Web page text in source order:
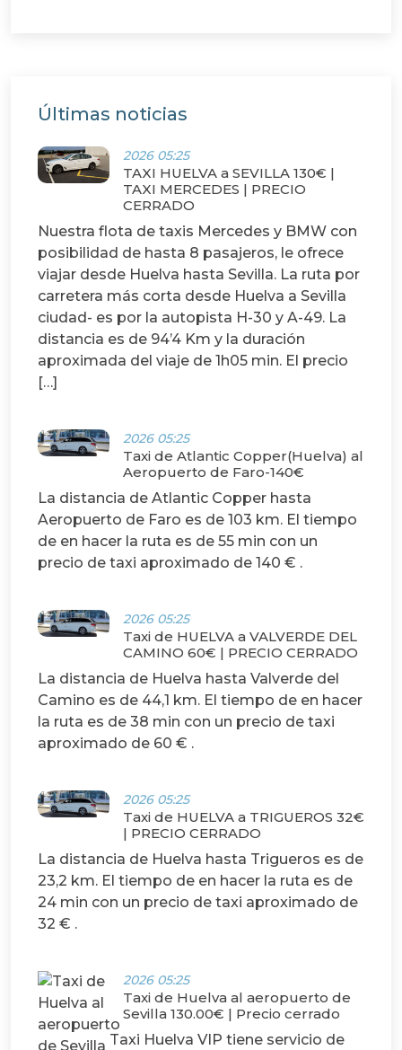
Últimas noticias
2026 05:25
TAXI HUELVA a SEVILLA 130€ |
TAXI MERCEDES | PRECIO
CERRADO
Nuestra flota de taxis Mercedes y BMW con
posibilidad de hasta 8 pasajeros, le ofrece
viajar desde Huelva hasta Sevilla. La ruta por
carretera más corta desde Huelva a Sevilla
ciudad- es por la autopista H-30 y A-49. La
distancia es de 94’4 Km y la duración
aproximada del viaje de 1h05 min. El precio
[…]
2026 05:25
Taxi de Atlantic Copper(Huelva) al
Aeropuerto de Faro-140€
La distancia de Atlantic Copper hasta
Aeropuerto de Faro es de 103 km. El tiempo
de en hacer la ruta es de 55 min con un
precio de taxi aproximado de 140 € .
2026 05:25
Taxi de HUELVA a VALVERDE DEL
CAMINO 60€ | PRECIO CERRADO
La distancia de Huelva hasta Valverde del
Camino es de 44,1 km. El tiempo de en hacer
la ruta es de 38 min con un precio de taxi
aproximado de 60 € .
2026 05:25
Taxi de HUELVA a TRIGUEROS 32€
| PRECIO CERRADO
La distancia de Huelva hasta Trigueros es de
23,2 km. El tiempo de en hacer la ruta es de
24 min con un precio de taxi aproximado de
32 € .
2026 05:25
Taxi de Huelva al aeropuerto de
Sevilla 130.00€ | Precio cerrado
Taxi Huelva VIP tiene servicio de